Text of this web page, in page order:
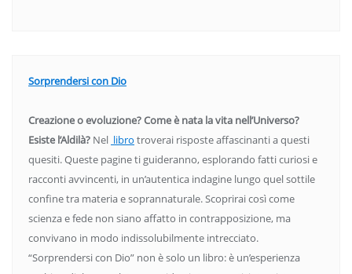
Sorprendersi con Dio
Creazione o evoluzione? Come è nata la vita nell’Universo?
Esiste l’Aldilà? Nel libro troverai risposte affascinanti a questi
quesiti. Queste pagine ti guideranno, esplorando fatti curiosi e
racconti avvincenti, in un’autentica indagine lungo quel sottile
confine tra materia e soprannaturale. Scoprirai così come
scienza e fede non siano affatto in contrapposizione, ma
convivano in modo indissolubilmente intrecciato.
“Sorprendersi con Dio” non è solo un libro: è un’esperienza